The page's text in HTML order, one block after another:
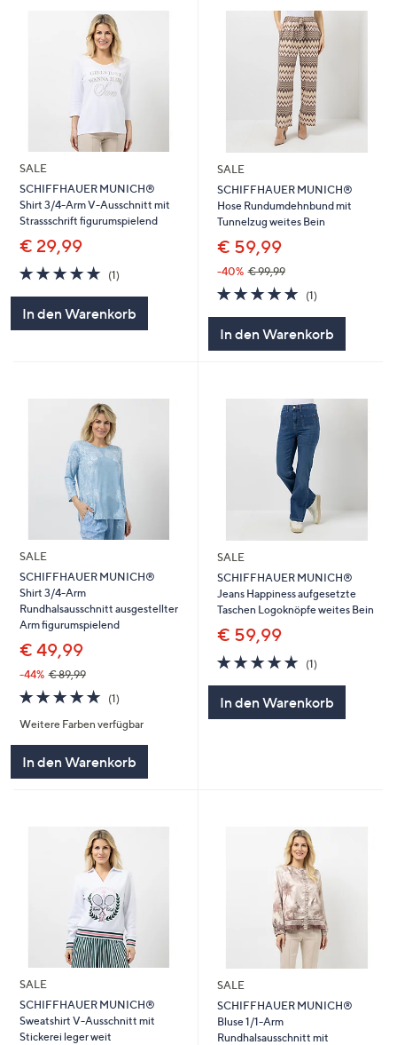
SALE
SCHIFFHAUER MUNICH®
Shirt 3/4-Arm V-Ausschnitt mit
Strassschrift figurumspielend
€ 29,99
5.0
von
5
(1)
In den Warenkorb
SALE
SCHIFFHAUER MUNICH®
Hose Rundumdehnbund mit
Tunnelzug weites Bein
€ 59,99
-40% € 99,99
5.0
von
5
(1)
In den Warenkorb
SALE
SCHIFFHAUER MUNICH®
Shirt 3/4-Arm
Rundhalsausschnitt ausgestellter
Arm figurumspielend
€ 49,99
-44% € 89,99
5.0
von
5
(1)
Weitere Farben verfügbar
In den Warenkorb
SALE
SCHIFFHAUER MUNICH®
Jeans Happiness aufgesetzte
Taschen Logoknöpfe weites Bein
€ 59,99
5.0
von
5
(1)
In den Warenkorb
SALE
SCHIFFHAUER MUNICH®
Sweatshirt V-Ausschnitt mit
Stickerei leger weit
SALE
SCHIFFHAUER MUNICH®
Bluse 1/1-Arm
Rundhalsausschnitt mit